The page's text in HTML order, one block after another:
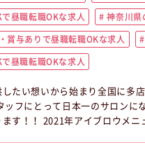
昼職転職OKな求人 神奈川県
賞与ありで昼職転職OKな求人
昼職転職OKな求人
たい想いから始まり全国に多
ッフにとって日本一のサロン
年アイブロウメニュー導入しました☆ ◆研修制度